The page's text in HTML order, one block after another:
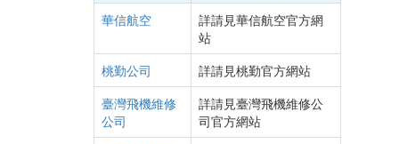
華信航空
詳請見華信航空官方網
站
桃勤公司
詳請見桃勤官方網站
臺灣飛機維修
公司
詳請見臺灣飛機維修公
司官方網站